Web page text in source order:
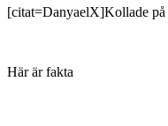
[citat=DanyaelX]Kollade på
Här är fakta